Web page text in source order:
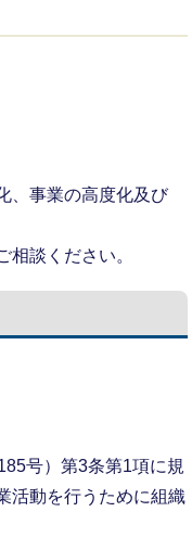
、事業の高度化及び
相談ください。
号）第3条第1項に規
活動を行うために組織